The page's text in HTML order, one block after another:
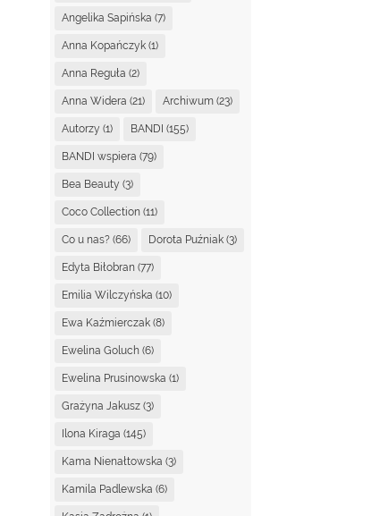
Angelika Sapińska (7)
Anna Kopańczyk (1)
Anna Reguła (2)
Anna Widera (21) Archiwum (23)
Autorzy (1) BANDI (155)
BANDI wspiera (79)
Bea Beauty (3)
Coco Collection (11)
Co u nas? (66) Dorota Puźniak (3)
Edyta Biłobran (77)
Emilia Wilczyńska (10)
Ewa Kaźmierczak (8)
Ewelina Goluch (6)
Ewelina Prusinowska (1)
Grażyna Jakusz (3)
Ilona Kiraga (145)
Kama Nienałtowska (3)
Kamila Padlewska (6)